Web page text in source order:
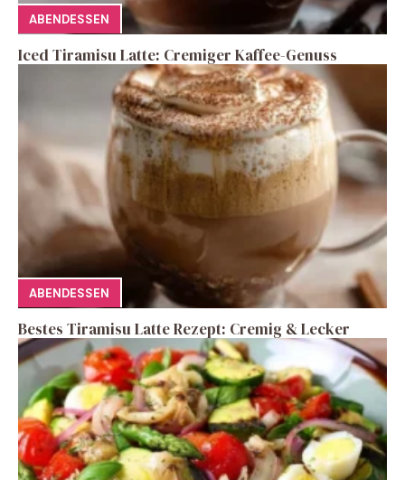
ABENDESSEN
Iced Tiramisu Latte: Cremiger Kaffee-Genuss
ABENDESSEN
Bestes Tiramisu Latte Rezept: Cremig & Lecker